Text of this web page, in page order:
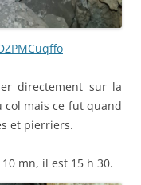
directement sur la
col mais ce fut quand
et pierriers.
mn, il est 15 h 30.